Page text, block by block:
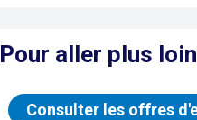
Pour aller plus
Consulter les offres